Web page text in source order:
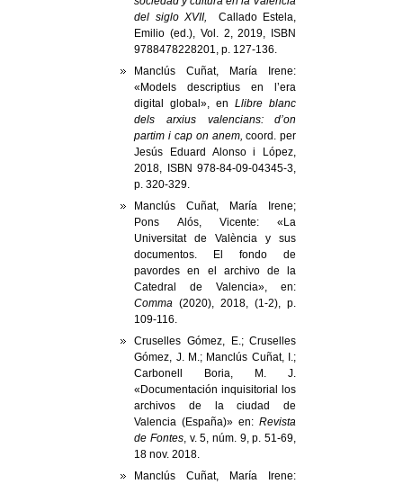
del siglo XVII,
Callado Estela,
Emilio (ed.), Vol. 2, 2019, ISBN
9788478228201, p. 127-136.
Manclús Cuñat, María Irene:
«Models descriptius en l’era
digital global», enLlibre blanc
dels arxius valencians: d’on
partim i cap on anem,coord. per
Jesús Eduard Alonso i López,
2018, ISBN 978-84-09-04345-3,
p. 320-329.
Manclús Cuñat, María Irene;
Pons Alós, Vicente: «La
Universitat de València y sus
documentos. El fondo de
pavordes en el archivo de la
Catedral de Valencia», en:
Comma(2020), 2018, (1-2), p.
109-116.
Cruselles Gómez, E.; Cruselles
Gómez, J. M.; Manclús Cuñat, I.;
Carbonell Boria, M. J.
«Documentación inquisitorial los
archivos de la ciudad de
Valencia (España)» en:Revista
de Fontes, v. 5, núm. 9, p. 51-69,
18 nov. 2018.
Manclús Cuñat, María Irene: